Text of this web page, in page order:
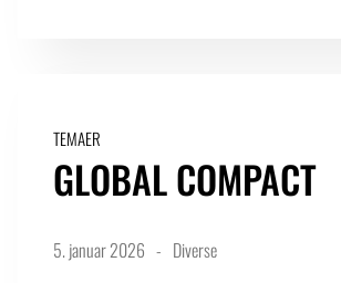
TEMAER
GLOBAL COMPACT
5. januar 2026 Diverse